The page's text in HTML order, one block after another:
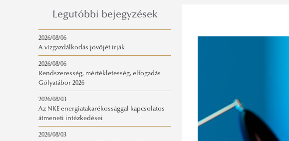
Legutóbbi bejegyzések
2026/08/06
A vízgazdálkodás jövőjét írják
2026/08/06
Rendszeresség, mértékletesség, elfogadás –
Gólyatábor 2026
2026/08/03
Az NKE energiatakarékossággal kapcsolatos
átmeneti intézkedései
2026/08/03